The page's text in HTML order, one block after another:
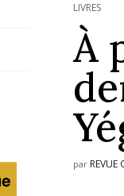
LIVRES
À
par REVUE